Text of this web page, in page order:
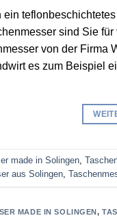
sind Sie
von der Firma
es zum Beispiel
made in Solingen
aus Solingen
MADE IN SOLINGEN,